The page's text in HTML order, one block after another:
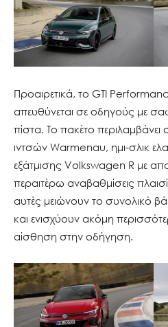
Προαιρετικά, το GTI
απευθύνεται σε οδηγούς με
πίστα. Το πακέτο
ιντσών Warmenau, ημι-σλικ
εξάτμισης Volkswagen R με
περαιτέρω αναβαθμίσεις
αυτές μειώνουν το συνολικό
και ενισχύουν ακόμη
αίσθηση στην οδήγηση.